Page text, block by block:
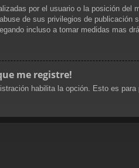
por el usuario o la posición
de sus privilegios de
incluso a tomar medidas mas
me registre!
habilita la opción. Esto es